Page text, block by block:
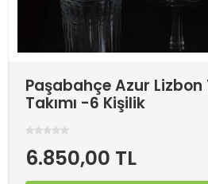
Paşabahçe Azur Lizbon
Takımı -6 Kişilik
6.850,00 TL